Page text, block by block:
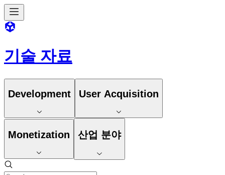
기술 자료
Development User Acquisition
Monetization 산업 분야